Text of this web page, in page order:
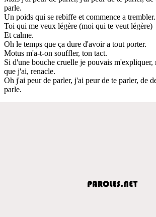
parle.
Un poids qui se rebiffe et commence a trembler.
Toi qui me veux légère (moi qui te veut légère)
Et calme.
Oh le temps que ça dure d'avoir a tout porter.
Motus m'a-t-on souffler, ton tact.
Si d'une bouche cruelle je pouvais m'expliquer,
que j'ai, renacle.
Oh j'ai peur de parler, j'ai peur de te parler, de
parle.